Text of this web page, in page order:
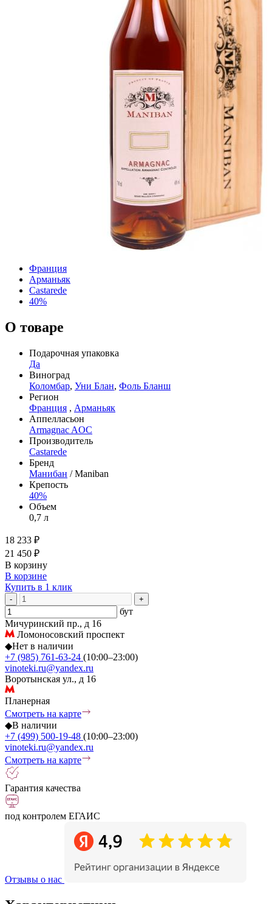
Франция
Арманьяк
Castarede
40%
О товаре
Подарочная упаковка
Да
Виноград
Коломбар, Уни Блан, Фоль Бланш
Регион
Франция , Арманьяк
Аппелласьон
Armagnac AOC
Производитель
Castarede
Бренд
Манибан / Maniban
Крепость
40%
Объем
0,7 л
18 233 ₽
21 450 ₽
В корзину
В корзине
Купить в 1 клик
- +
бут
Мичуринский пр., д 16
Ломоносовский проспект
◆Нет в наличии
+7 (985) 761-63-24 (10:00–23:00)
vinoteki.ru@yandex.ru
Воротынская ул., д 16
Планерная
Смотреть на карте
◆В наличии
+7 (499) 500-19-48 (10:00–23:00)
vinoteki.ru@yandex.ru
Смотреть на карте
Гарантия качества
под контролем ЕГАИС
Отзывы о нас